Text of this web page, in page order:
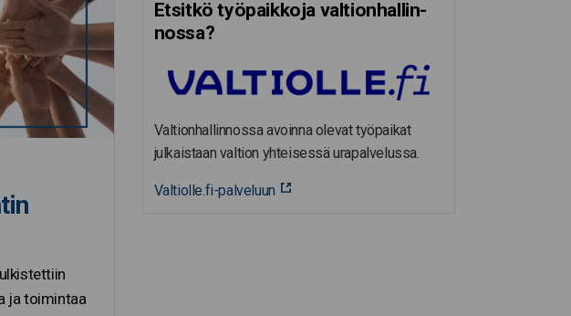
ja toimintaa
Etsitkö työpaikkoja valtion­hal­lin­
nossa?
Valtionhallinnossa avoinna olevat työpaikat
julkaistaan valtion yhteisessä urapalvelussa.
Valtiolle.fi-palveluun